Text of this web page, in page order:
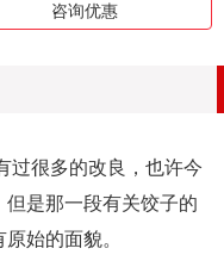
咨询优惠
很多的改良，也许今
是那一段有关饺子的
始的面貌。